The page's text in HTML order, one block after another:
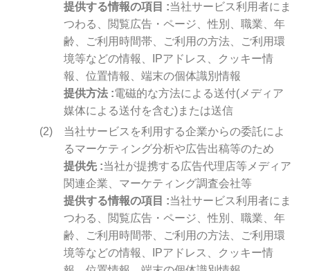
提供する情報の項目
当社サービス利用者にま
つわる、閲覧広告・ページ、性別、職業、年
齢、ご利用時間帯、ご利用の方法、ご利用環
境等などの情報、IPアドレス、クッキー情
報、位置情報、端末の個体識別情報
提供方法 電磁的な方法による送付(メディア
媒体による送付を含む)または送信
当社サービスを利用する企業からの委託によ
るマーケティング分析や広告出稿等のため
提供先 当社が提携する広告代理店等メディア
関連企業、マーケティング調査会社等
提供する情報の項目
当社サービス利用者にま
つわる、閲覧広告・ページ、性別、職業、年
齢、ご利用時間帯、ご利用の方法、ご利用環
境等などの情報、IPアドレス、クッキー情